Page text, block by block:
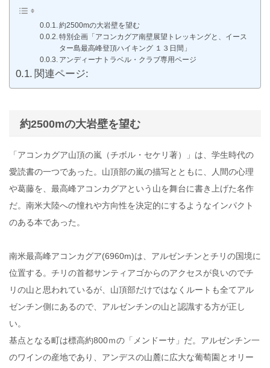
約2500mの大岩壁を望む
特別企画「アコンカグア南壁展望トレッキングと、イース
ター島最高峰登頂ハイキング １３日間」
アンディーナトラベル・クラブ専用ページ
関連ページ:
約2500mの大岩壁を望む
「アコンカグア山頂の嵐（チボル・セケリ著）」は、学生時代の
愛読書の一つであった。山頂部の嵐の描写とともに、人間の心理
や葛藤を、最高峰アコンカグアという山を舞台に書き上げた名作
だ。南米大陸への憧れや方向性を決定的にするようなインパクト
のある本であった。
南米最高峰アコンカグア(6960m)は、アルゼンチンとチリの国境に
位置する。チリの首都サンティアゴからのアクセスが良いのでチ
リの山と思われているが、山頂部だけではなくルートも全てアル
ゼンチン側にあるので、アルゼンチンの山と認識する方が正し
い。
基点となる町は標高約800ｍの「メンドーサ」だ。アルゼンチン一
のワインの産地であり、アンデスの山麓に広大な葡萄園とオリー